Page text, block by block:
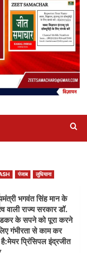
पंजाब लुधियाना
भगवंत सिंह मान के
वाली राज्य सरकार डॉ.
के सपने को पूरा करने
गंभीरता से काम कर
है:मेयर प्रिंसिपल इंद्रजीत